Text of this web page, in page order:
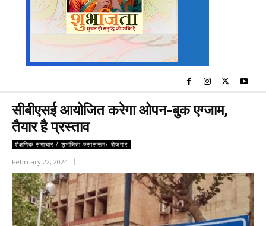
सीबीएसई आयोजित करेगा ओपन-बुक एग्जाम,
तैयार है प्रस्ताव
शैक्षणिक समाचार / शुभजिता क्सासरूम/ रोजगार
February 22, 2024